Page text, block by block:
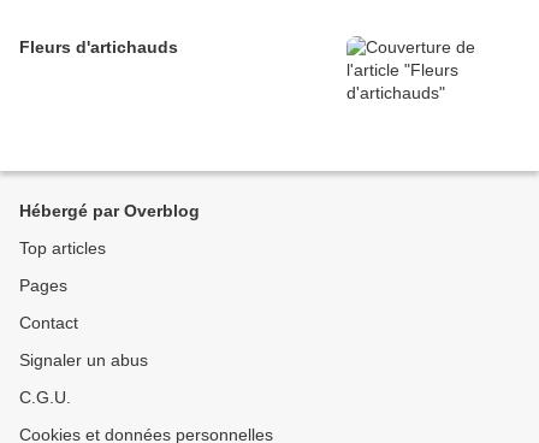
Fleurs d'artichauds
Hébergé par Overblog
Top articles
Pages
Contact
Signaler un abus
C.G.U.
Cookies et données personnelles